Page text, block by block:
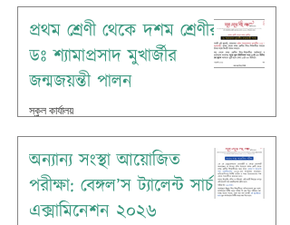
প্রথম শ্রেণী থেকে দশম শ্রেণীর
ডঃ শ্যামাপ্রসাদ মুখার্জীর
জন্মজয়ন্তী পালন
স্কুল কার্যালয়
অন্যান্য সংস্থা আয়োজিত
পরীক্ষা: বেঙ্গল’স ট্যালেন্ট সার্চ
এক্সামিনেশন ২০২৬